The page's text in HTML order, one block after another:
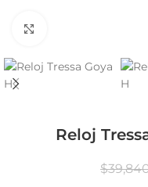
Reloj
$